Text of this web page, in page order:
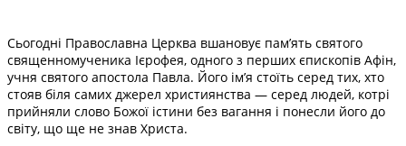
Сьогодні Православна Церква вшановує пам’ять святого
священномученика Ієрофея, одного з перших єпископів Афін,
учня святого апостола Павла. Його ім’я стоїть серед тих, хто
стояв біля самих джерел християнства — серед людей, котрі
прийняли слово Божої істини без вагання і понесли його до
світу, що ще не знав Христа.